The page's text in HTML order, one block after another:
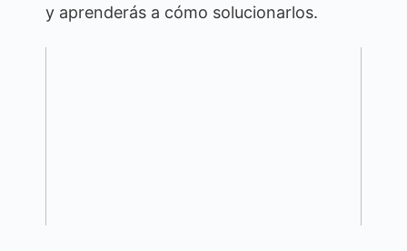
y aprenderás a cómo solucionarlos.